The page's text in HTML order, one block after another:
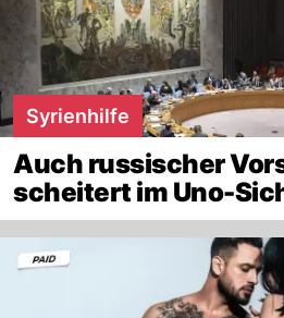
Syrienhilfe
Auch russischer
scheitert im Uno-